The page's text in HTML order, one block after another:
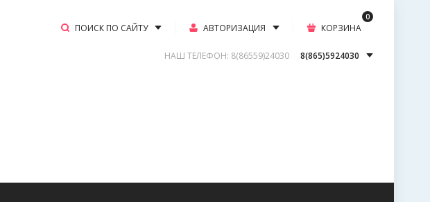
ПОИСК ПО САЙТУ АВТОРИЗАЦИЯ КОРЗИНА
0
НАШ ТЕЛЕФОН: 8(86559)24030 8(865)5924030